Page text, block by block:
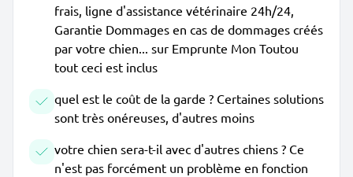
frais, ligne d'assistance vétérinaire 24h/24,
Garantie Dommages en cas de dommages créés
par votre chien... sur Emprunte Mon Toutou
tout ceci est inclus
quel est le coût de la garde ? Certaines solutions
sont très onéreuses, d'autres moins
votre chien sera-t-il avec d'autres chiens ? Ce
n'est pas forcément un problème en fonction